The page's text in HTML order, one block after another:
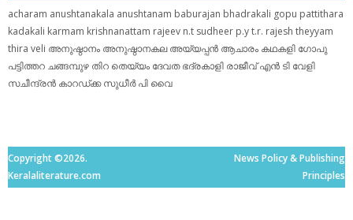
acharam anushtanakala anushtanam baburajan bhadrakali gopu pattithara
kadakali karmam krishnanattam rajeev n.t sudheer p.yt.r. rajesh theyyam
thira veli അനുഷ്ഠാനം അനുഷ്ഠാനകല അയ്യപ്പന്‍ ആചാരം കഥകളി ഗോപു
പട്ടിത്തറ ചങ്ങമ്പുഴ തിറ തെയ്യം ദേവത ഭദ്രകാളി രാജീവ് എൻ ടി വേളി
സചീന്ദ്രന്‍ കാറഡ്ക്ക സുധീര്‍ പി വൈ
Copyright ©2026.
Keralaliterature.com
News Policy & Publishing
Principles